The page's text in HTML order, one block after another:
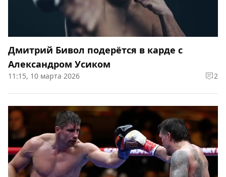
Дмитрий Бивол подерётся в карде с
Александром Усиком
11:15, 10 марта 2026 2